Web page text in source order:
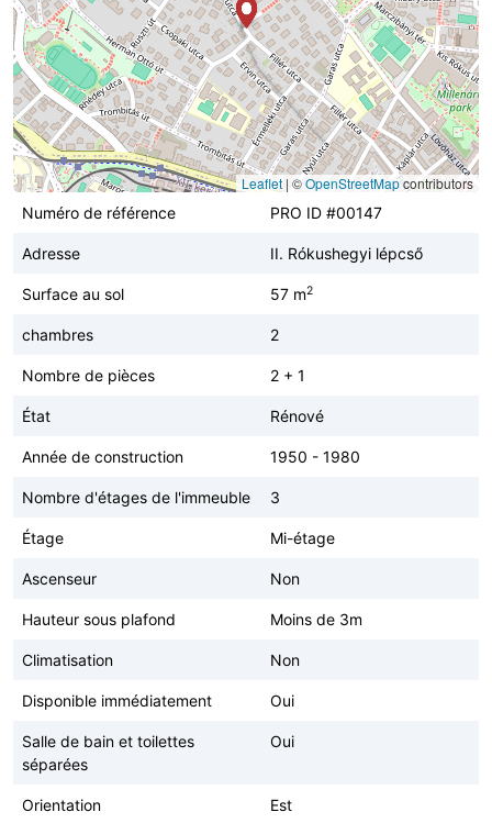
Leaflet | ©OpenStreetMapcontributors
Numéro de référence
PRO ID #00147
Adresse II. Rókushegyi lépcső
Surface au sol 57 m2
chambres 2
Nombre de pièces 2 + 1
État Rénové
Année de construction 1950 - 1980
Nombre d'étages de l'immeuble 3
Étage Mi-étage
Ascenseur Non
Hauteur sous plafond Moins de 3m
Climatisation Non
Disponible immédiatement Oui
Salle de bain et toilettes
séparées
Oui
Orientation Est